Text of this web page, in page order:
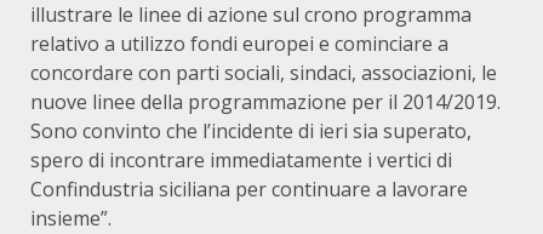
illustrare le linee di azione sul crono programma
relativo a utilizzo fondi europei e cominciare a
concordare con parti sociali, sindaci, associazioni, le
nuove linee della programmazione per il 2014/2019.
Sono convinto che l’incidente di ieri sia superato,
spero di incontrare immediatamente i vertici di
Confindustria siciliana per continuare a lavorare
insieme”.